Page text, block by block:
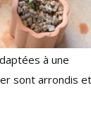
à une
sont arrondis et